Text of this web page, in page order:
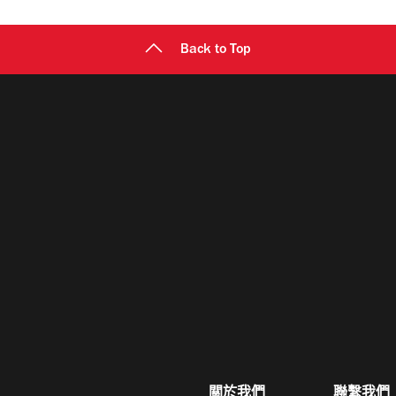
Back to Top